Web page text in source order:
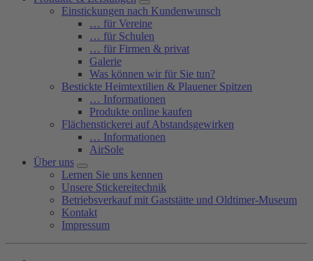
Einstickungen nach Kundenwunsch
… für Vereine
… für Schulen
… für Firmen & privat
Galerie
Was können wir für Sie tun?
Bestickte Heimtextilien & Plauener Spitzen
… Informationen
Produkte online kaufen
Flächenstickerei auf Abstandsgewirken
… Informationen
AirSole
Über uns
Lernen Sie uns kennen
Unsere Stickereitechnik
Betriebsverkauf mit Gaststätte und Oldtimer-Museum
Kontakt
Impressum